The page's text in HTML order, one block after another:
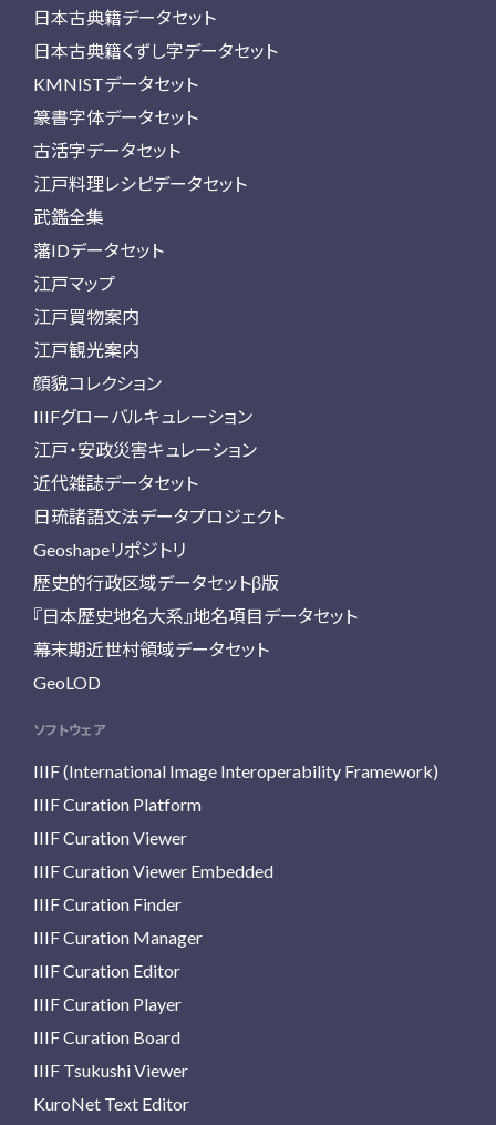
日本古典籍データセット
日本古典籍くずし字データセット
KMNISTデータセット
篆書字体データセット
古活字データセット
江戸料理レシピデータセット
武鑑全集
藩IDデータセット
江戸マップ
江戸買物案内
江戸観光案内
顔貌コレクション
IIIFグローバルキュレーション
江戸・安政災害キュレーション
近代雑誌データセット
日琉諸語文法データプロジェクト
Geoshapeリポジトリ
歴史的行政区域データセットβ版
『日本歴史地名大系』地名項目データセット
幕末期近世村領域データセット
GeoLOD
ソフトウェア
IIIF (International Image Interoperability Framework)
IIIF Curation Platform
IIIF Curation Viewer
IIIF Curation Viewer Embedded
IIIF Curation Finder
IIIF Curation Manager
IIIF Curation Editor
IIIF Curation Player
IIIF Curation Board
IIIF Tsukushi Viewer
KuroNet Text Editor